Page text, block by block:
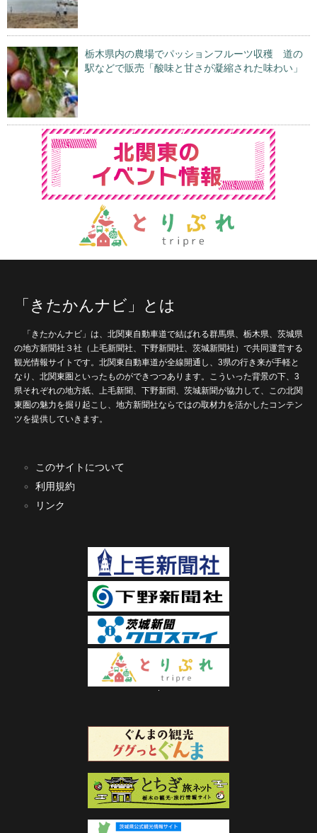
栃木県内の農場でパッションフルーツ収穫 道の
駅などで販売「酸味と甘さが凝縮された味わい」
「きたかんナビ」とは
「きたかんナビ」は、北関東自動車道で結ばれる群馬県、栃木県、茨城県
の地方新聞社３社（上毛新聞社、下野新聞社、茨城新聞社）で共同運営する
観光情報サイトです。北関東自動車道が全線開通し、3県の行き来が手軽と
なり、北関東圏といったものができつつあります。こういった背景の下、3
県それぞれの地方紙、上毛新聞、下野新聞、茨城新聞が協力して、この北関
東圏の魅力を掘り起こし、地方新聞社ならではの取材力を活かしたコンテン
ツを提供していきます。
このサイトについて
利用規約
リンク